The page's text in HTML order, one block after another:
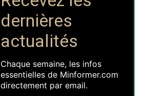
dernières
actualités
Chaque semaine, les infos
essentielles de Minformer.com
directement par email.